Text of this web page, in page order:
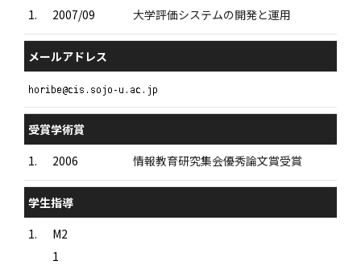
1.
2007/09 大学評価システムの開発と運用
メールアドレス
受賞学術賞
1.
2006 情報教育研究集会優秀論文賞受賞
学生指導
1.
M2
1